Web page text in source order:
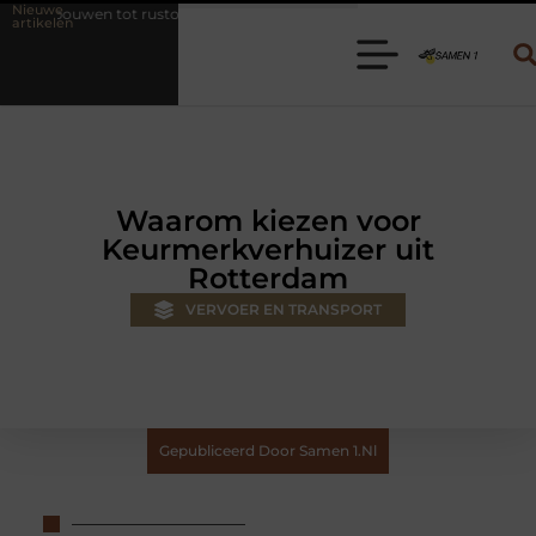
Nieuwe
artikelenmet een gietvloer in Brabant
Waarom kiezen voor
Keurmerkverhuizer uit
Rotterdam
VERVOER EN TRANSPORT
Gepubliceerd Door Samen 1.nl